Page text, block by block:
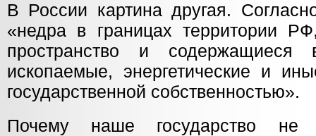
В России картина другая.
«недра в границах территории
пространство и содержащиеся
ископаемые, энергетические и
государственной собственностью».
Почему наше государство не